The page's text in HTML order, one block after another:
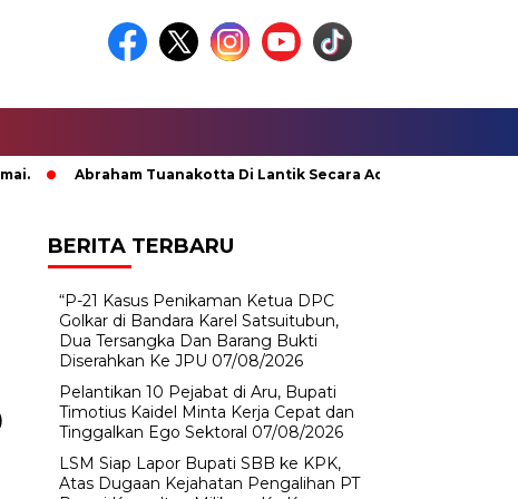
Abraham Tuanakotta Di Lantik Secara Adat; Pj Bupati
BERITA TERBARU
“P-21 Kasus Penikaman Ketua DPC
Golkar di Bandara Karel Satsuitubun,
Dua Tersangka Dan Barang Bukti
Diserahkan Ke JPU 07/08/2026
Pelantikan 10 Pejabat di Aru, Bupati
Timotius Kaidel Minta Kerja Cepat dan
Tinggalkan Ego Sektoral 07/08/2026
LSM Siap Lapor Bupati SBB ke KPK,
Atas Dugaan Kejahatan Pengalihan PT